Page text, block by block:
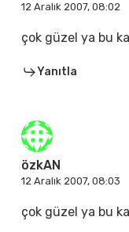
12 Aralık 2007, 08:02
çok güzel ya bu
Yanıtla
özkAN
12 Aralık 2007, 08:03
çok güzel ya bu